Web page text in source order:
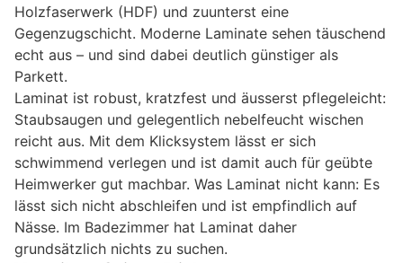
Holzfaserwerk (HDF) und zuunterst eine
Gegenzugschicht. Moderne Laminate sehen täuschend
echt aus – und sind dabei deutlich günstiger als
Parkett.
Laminat ist robust, kratzfest und äusserst pflegeleicht:
Staubsaugen und gelegentlich nebelfeucht wischen
reicht aus. Mit dem Klicksystem lässt er sich
schwimmend verlegen und ist damit auch für geübte
Heimwerker gut machbar. Was Laminat nicht kann: Es
lässt sich nicht abschleifen und ist empfindlich auf
Nässe. Im Badezimmer hat Laminat daher
grundsätzlich nichts zu suchen.